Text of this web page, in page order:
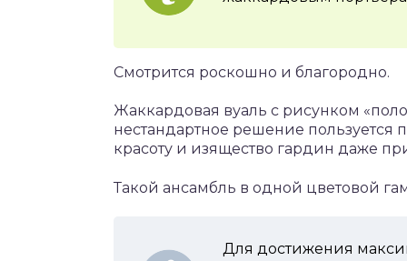
Смотрится роскошно и благородно.
Жаккардовая вуаль с рисунком
нестандартное решение пользуется
красоту и изящество гардин даже
Такой ансамбль в одной цветовой
Для достижения